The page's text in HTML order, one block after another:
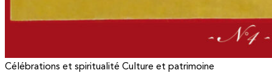
Célébrations et spiritualité Culture et patrimoine